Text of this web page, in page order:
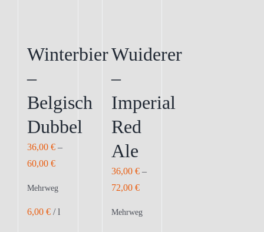
gewählt
Winterbier
–
Belgisch
Dubbel
36,00 € –
60,00 €
Mehrweg
6,00 € /l
Wuiderer
–
Imperial
Red
Ale
36,00 €–
72,00 €
Mehrweg